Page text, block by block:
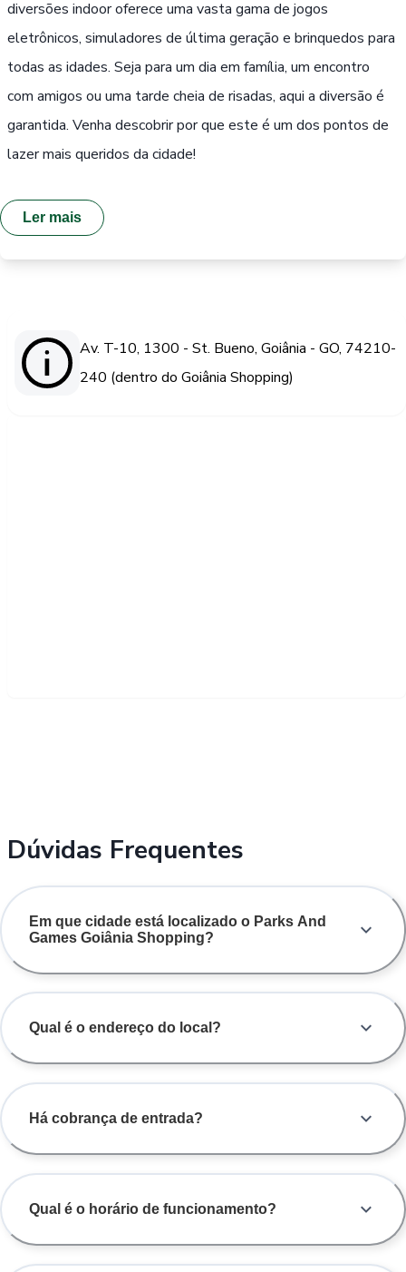
diversões indoor oferece uma vasta gama de jogos
eletrônicos, simuladores de última geração e brinquedos para
todas as idades. Seja para um dia em família, um encontro
com amigos ou uma tarde cheia de risadas, aqui a diversão é
garantida. Venha descobrir por que este é um dos pontos de
lazer mais queridos da cidade!
Ler mais
Av. T-10, 1300 - St. Bueno, Goiânia - GO, 74210-
240 (dentro do Goiânia Shopping)
Dúvidas Frequentes
Em que cidade está localizado o Parks And
Games Goiânia Shopping?
Qual é o endereço do local?
Há cobrança de entrada?
Qual é o horário de funcionamento?